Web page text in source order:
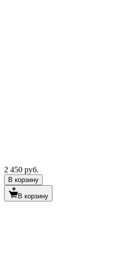
2 450 руб.
В корзину
В корзину